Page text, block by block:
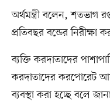
অর্থমন্ত্রী বলেন, শতভাগ
প্রতিবছর বন্ডের নিরীক্ষা
ব্যক্তি করদাতাদের
করদাতাদের করপোরেট
ব্যবস্থা করা হচ্ছে বলে